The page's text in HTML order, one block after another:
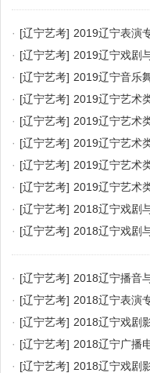
· [辽宁艺考] 2019辽宁表演
· [辽宁艺考] 2019辽宁戏剧
· [辽宁艺考] 2019辽宁音乐
· [辽宁艺考] 2019辽宁艺术
· [辽宁艺考] 2019辽宁艺术
· [辽宁艺考] 2019辽宁艺术
· [辽宁艺考] 2019辽宁艺术
· [辽宁艺考] 2019辽宁艺术
· [辽宁艺考] 2018辽宁戏剧
· [辽宁艺考] 2018辽宁戏剧
· [辽宁艺考] 2018辽宁播音
· [辽宁艺考] 2018辽宁表演
· [辽宁艺考] 2018辽宁戏剧
· [辽宁艺考] 2018辽宁广播
· [辽宁艺考] 2018辽宁戏剧